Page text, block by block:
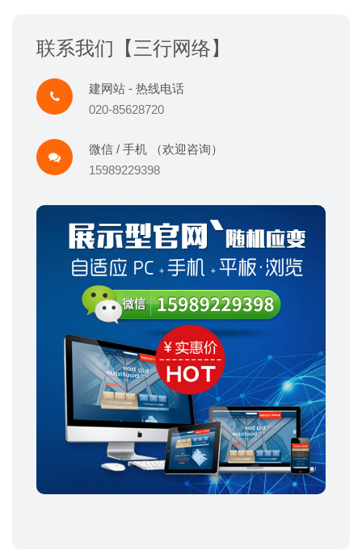
联系我们【三行网络】
建网站 - 热线电话
020-85628720
微信 / 手机 （欢迎咨询）
15989229398